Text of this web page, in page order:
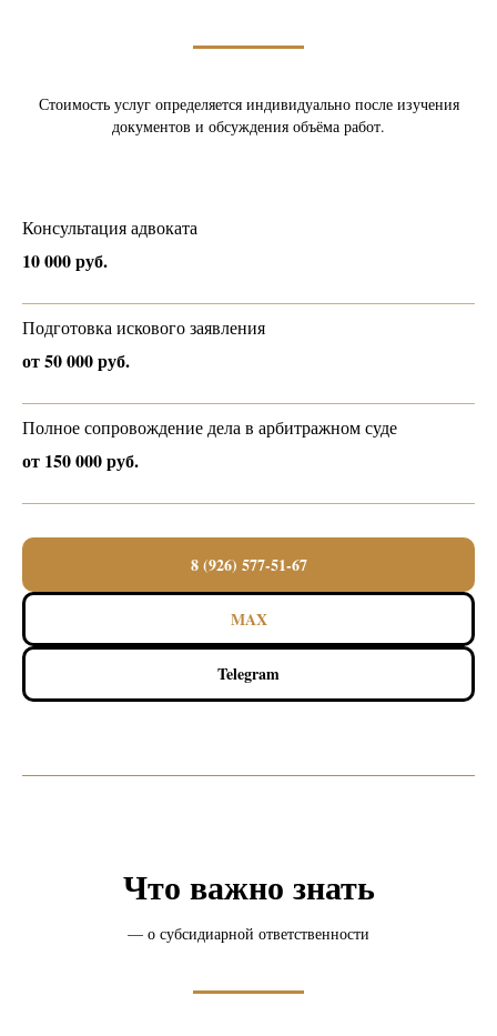
Стоимость услуг определяется индивидуально после изучения
документов и обсуждения объёма работ.
Консультация адвоката
10 000 руб.
Подготовка искового заявления
от 50 000 руб.
Полное сопровождение дела в арбитражном суде
от 150 000 руб.
8 (926) 577-51-67
MAX
Telegram
Что важно знать
— о субсидиарной ответственности